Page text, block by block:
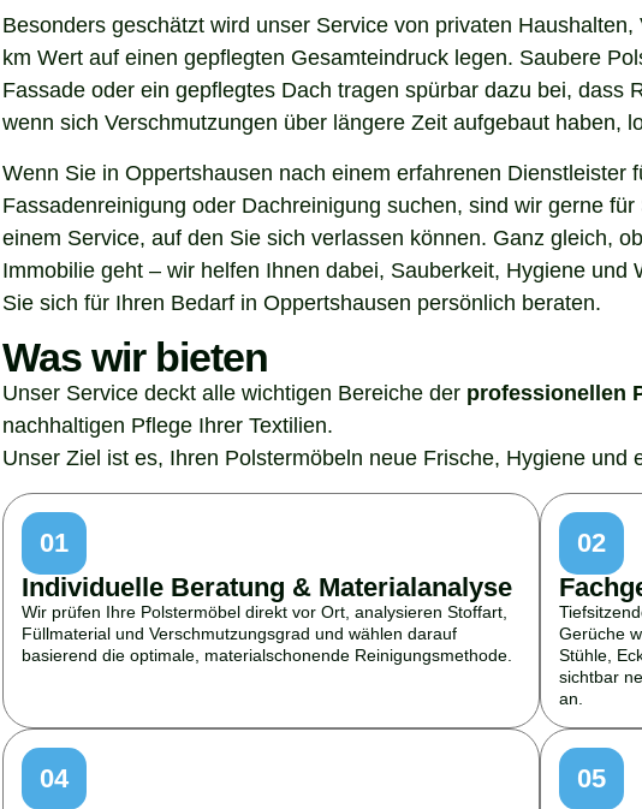
Besonders geschätzt wird unser Service von privaten
km Wert auf einen gepflegten Gesamteindruck legen. Saubere
Fassade oder ein gepflegtes Dach tragen spürbar dazu bei,
wenn sich Verschmutzungen über längere Zeit aufgebaut haben,
Wenn Sie in Oppertshausen nach einem erfahrenen
Fassadenreinigung oder Dachreinigung suchen, sind wir gerne
einem Service, auf den Sie sich verlassen können. Ganz gleich,
Immobilie geht – wir helfen Ihnen dabei, Sauberkeit, Hygiene
Sie sich für Ihren Bedarf in Oppertshausen persönlich beraten.
Was wir bieten
Unser Service deckt alle wichtigen Bereiche der professionellen
nachhaltigen Pflege Ihrer Textilien.
Unser Ziel ist es, Ihren Polstermöbeln neue Frische, Hygiene
01
Individuelle Beratung & Materialanalyse
Wir prüfen Ihre Polstermöbel direkt vor Ort, analysieren Stoffart,
Füllmaterial und Verschmutzungsgrad und wählen darauf
basierend die optimale, materialschonende Reinigungsmethode.
02
Gerüche
Stühle,
sichtbar
an.
04
05